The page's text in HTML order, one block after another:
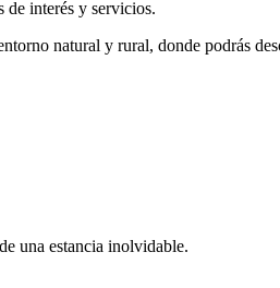
de interés y servicios.
natural y rural, donde podrás
una estancia inolvidable.